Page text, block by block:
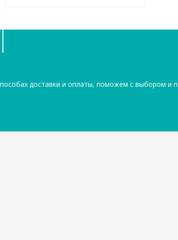
доставки и оплаты, поможем с выбором и